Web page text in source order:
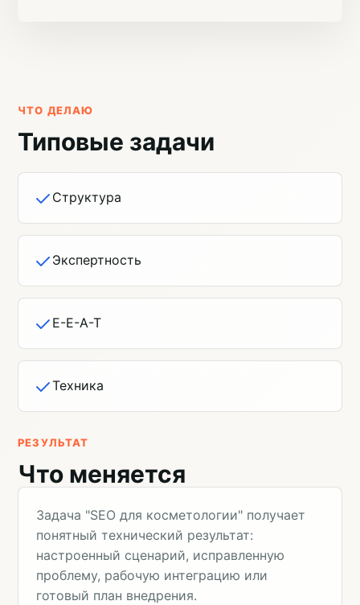
ЧТО ДЕЛАЮ
Типовые задачи
Структура
Экспертность
E-E-A-T
Техника
РЕЗУЛЬТАТ
Что меняется
Задача "SEO для косметологии" получает
понятный технический результат:
настроенный сценарий, исправленную
проблему, рабочую интеграцию или
готовый план внедрения.